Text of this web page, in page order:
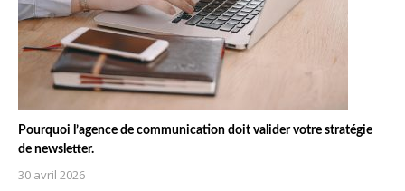
Pourquoi l’agence de communication doit valider votre stratégie
de newsletter.
30 avril 2026